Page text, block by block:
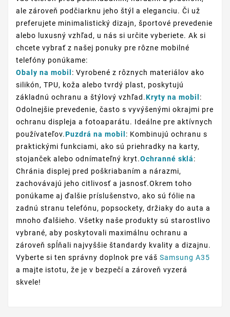
ale zároveň podčiarknu jeho štýl a eleganciu. Či už
preferujete minimalistický dizajn, športové prevedenie
alebo luxusný vzhľad, u nás si určite vyberiete. Ak si
chcete vybrať z našej ponuky pre rôzne mobilné
telefóny ponúkame:
Obaly na mobil : Vyrobené z rôznych materiálov ako
silikón, TPU, koža alebo tvrdý plast, poskytujú
základnú ochranu a štýlový vzhľad.Kryty na mobil :
Odolnejšie prevedenie, často s vyvýšenými okrajmi pre
ochranu displeja a fotoaparátu. Ideálne pre aktívnych
používateľov.Puzdrá na mobil : Kombinujú ochranu s
praktickými funkciami, ako sú priehradky na karty,
stojanček alebo odnímateľný kryt.Ochranné sklá:
Chránia displej pred poškriabaním a nárazmi,
zachovávajú jeho citlivosť a jasnosť.Okrem toho
ponúkame aj ďalšie príslušenstvo, ako sú fólie na
zadnú stranu telefónu, popsockety, držiaky do auta a
mnoho ďalšieho. Všetky naše produkty sú starostlivo
vybrané, aby poskytovali maximálnu ochranu a
zároveň spĺňali najvyššie štandardy kvality a dizajnu.
Vyberte si ten správny doplnok pre váš Samsung A35
a majte istotu, že je v bezpečí a zároveň vyzerá
skvele!